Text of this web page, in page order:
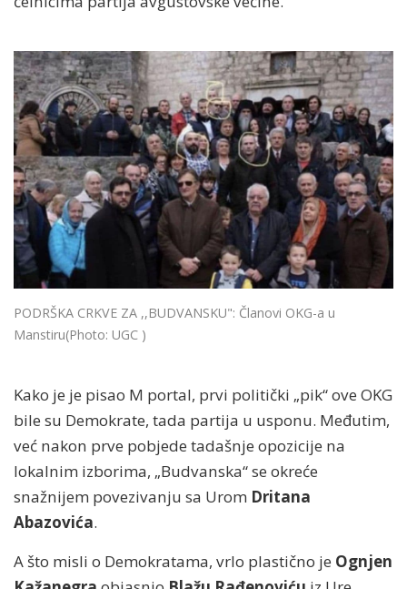
PODRŠKA CRKVE ZA ,,BUDVANSKU": Članovi OKG-a u
Manstiru(Photo: UGC )
Kako je je pisao M portal, prvi politički „pik“ ove OKG
bile su Demokrate, tada partija u usponu. Međutim,
već nakon prve pobjede tadašnje opozicije na
lokalnim izborima, „Budvanska“ se okreće
snažnijem povezivanju sa Urom Dritana
Abazovića.
A što misli o Demokratama, vrlo plastično je Ognjen